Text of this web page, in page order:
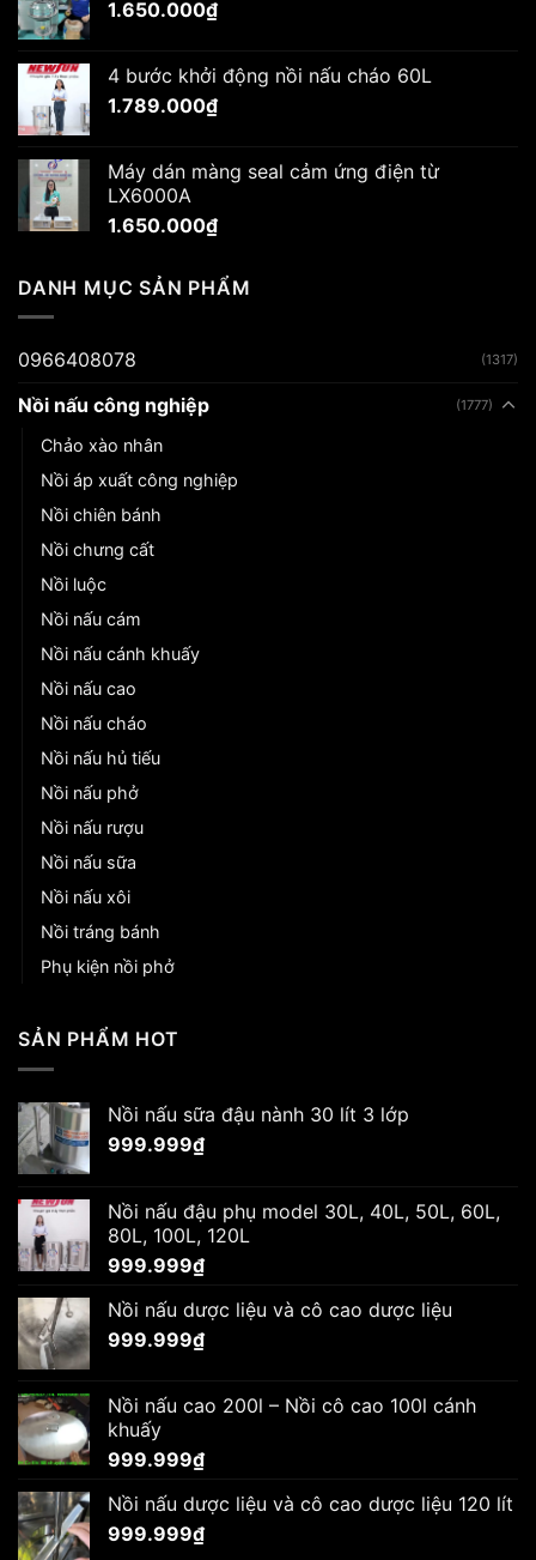
1.650.000₫
4 bước khởi động nồi nấu cháo 60L
1.789.000₫
Máy dán màng seal cảm ứng điện từ
LX6000A
1.650.000₫
DANH MỤC SẢN PHẨM
0966408078 (1317)
Nồi nấu công nghiệp (1777)
Chảo xào nhân
Nồi áp xuất công nghiệp
Nồi chiên bánh
Nồi chưng cất
Nồi luộc
Nồi nấu cám
Nồi nấu cánh khuấy
Nồi nấu cao
Nồi nấu cháo
Nồi nấu hủ tiếu
Nồi nấu phở
Nồi nấu rượu
Nồi nấu sữa
Nồi nấu xôi
Nồi tráng bánh
Phụ kiện nồi phở
SẢN PHẨM HOT
Nồi nấu sữa đậu nành 30 lít 3 lớp
999.999₫
Nồi nấu đậu phụ model 30L, 40L, 50L, 60L,
80L, 100L, 120L
999.999₫
Nồi nấu dược liệu và cô cao dược liệu
999.999₫
Nồi nấu cao 200l – Nồi cô cao 100l cánh
khuấy
999.999₫
Nồi nấu dược liệu và cô cao dược liệu 120 lít
999.999₫